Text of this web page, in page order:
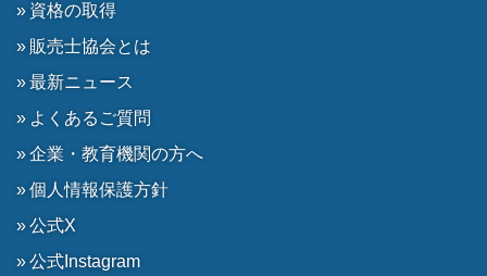
資格の取得
販売士協会とは
最新ニュース
よくあるご質問
企業・教育機関の方へ
個人情報保護方針
公式X
公式Instagram